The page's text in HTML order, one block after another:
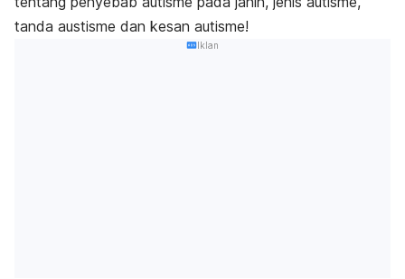
tanda austisme dan kesan autisme!
Iklan